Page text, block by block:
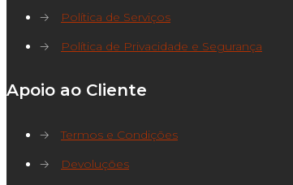
→
Política de Serviços
→
Política de Privacidade e Segurança
Apoio ao Cliente
→
Termos e Condições
→
Devoluções